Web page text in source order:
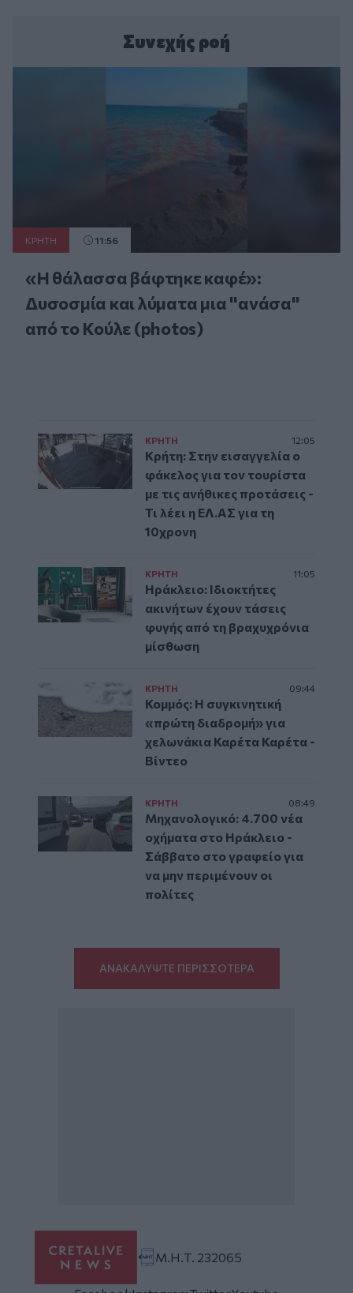
Συνεχής ροή
ΚΡΗΤΗ 11:56
«Η θάλασσα βάφτηκε καφέ»:
Δυσοσμία και λύματα μια "ανάσα"
από το Κούλε (photos)
ΚΡΗΤΗ 12:05
Κρήτη: Στην εισαγγελία ο
φάκελος για τον τουρίστα
με τις ανήθικες προτάσεις -
Τι λέει η ΕΛ.ΑΣ για τη
10χρονη
ΚΡΗΤΗ 11:05
Ηράκλειο: Ιδιοκτήτες
ακινήτων έχουν τάσεις
φυγής από τη βραχυχρόνια
μίσθωση
ΚΡΗΤΗ 09:44
Κομμός: Η συγκινητική
«πρώτη διαδρομή» για
χελωνάκια Καρέτα Καρέτα -
Βίντεο
ΚΡΗΤΗ 08:49
Μηχανολογικό: 4.700 νέα
οχήματα στο Ηράκλειο -
Σάββατο στο γραφείο για
να μην περιμένουν οι
πολίτες
ΑΝΑΚΑΛΥΨΤΕ ΠΕΡΙΣΣΟΤΕΡΑ
Μ.Η.Τ. 232065